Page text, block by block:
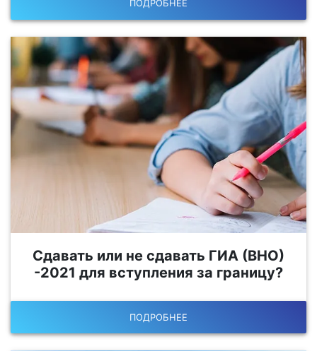
ПОДРОБНЕЕ
Сдавать или не сдавать ГИА (ВНО)
-2021 для вступления за границу?
ПОДРОБНЕЕ